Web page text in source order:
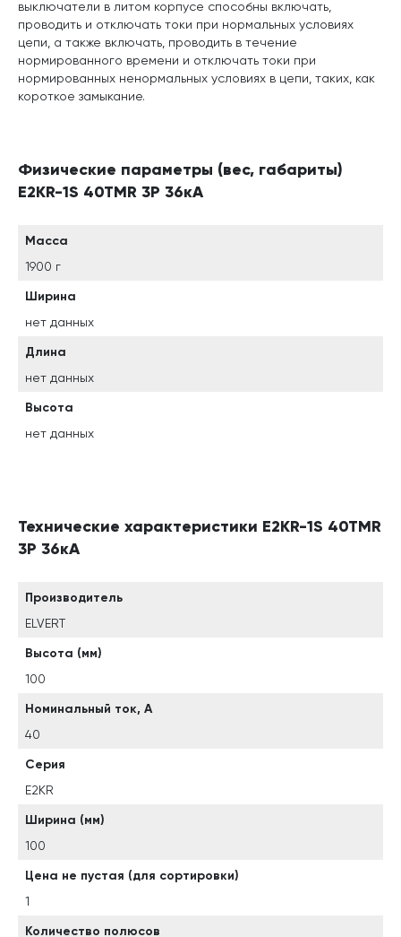
выключатели в литом корпусе способны включать,
проводить и отключать токи при нормальных условиях
цепи, а также включать, проводить в течение
нормированного времени и отключать токи при
нормированных ненормальных условиях в цепи, таких, как
короткое замыкание.
Физические параметры (вес, габариты)
E2KR-1S 40TMR 3P 36кА
Масса
1900 г
Ширина
нет данных
Длина
нет данных
Высота
нет данных
Технические характеристики E2KR-1S 40TMR
3P 36кА
Производитель
ELVERT
Высота (мм)
100
Номинальный ток, А
40
Серия
E2KR
Ширина (мм)
100
Цена не пустая (для сортировки)
1
Количество полюсов